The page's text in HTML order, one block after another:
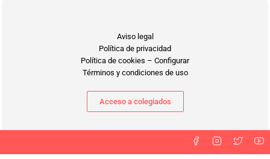
Aviso legal
Política de privacidad
Política de cookies – Configurar
Términos y condiciones de uso
Acceso a colegiados